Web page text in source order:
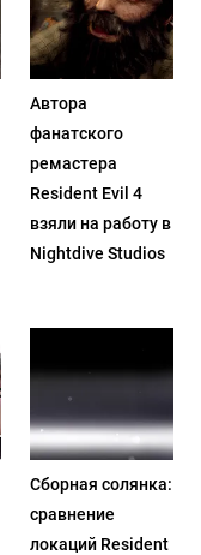
Автора
фанатского
ремастера
Resident Evil 4
взяли на работу в
Nightdive Studios
Сборная солянка:
сравнение
локаций Resident